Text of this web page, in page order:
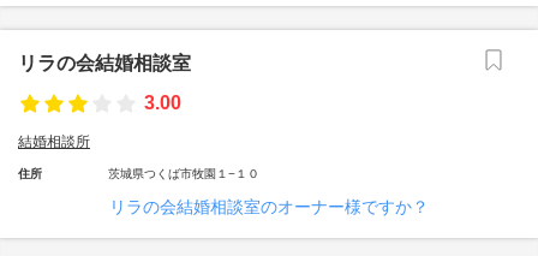
リラの会結婚相談室
3.00
結婚相談所
住所 茨城県つくば市牧園１−１０
リラの会結婚相談室のオーナー様ですか？